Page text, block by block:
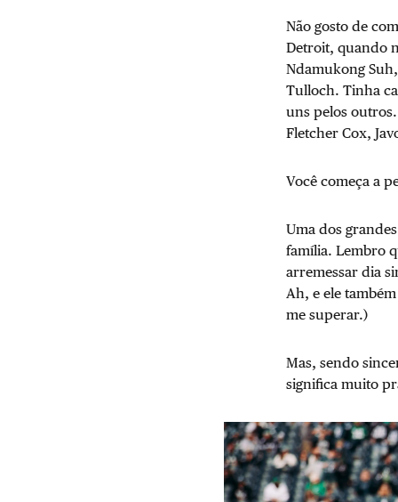
Não gosto de
Detroit, quando
Ndamukong
Tulloch. Tinha
uns pelos
Fletcher Cox,
Você começa a
Uma dos
família. Lembro
arremessar dia
Ah, e ele
me superar.)
Mas, sendo
significa muito